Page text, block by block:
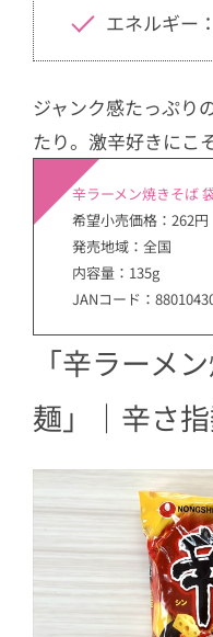
エネルギー
ジャンク感たっぷり
たり。激辛好きにこ
辛ラーメン焼きそば
希望小売価格：262円
発売地域：全国
内容量：135g
JANコード：
「辛ラーメ
麺」｜辛さ